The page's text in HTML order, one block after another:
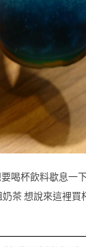
喝杯飲料歇息一
茶 想說來這裡買